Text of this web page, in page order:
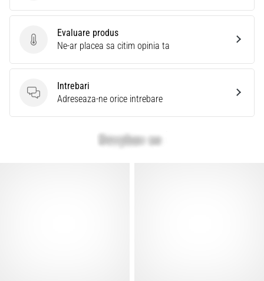
Evaluare produs
Evaluare produs
Ne-ar placea sa citim opinia ta
Intrebari
Intrebari
Adreseaza-ne orice intrebare